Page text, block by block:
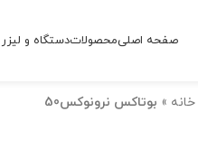
صفحه اصلیمحصولاتدستگاه و
خانه » بوتاکس نرونوکس50